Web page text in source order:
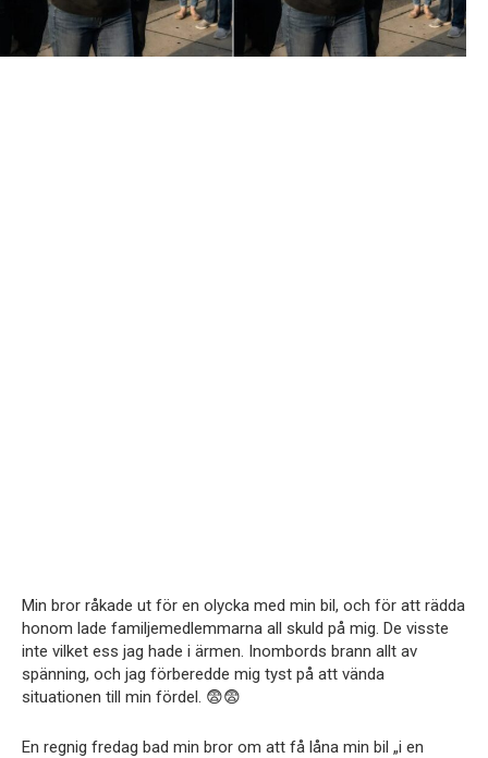
Min bror råkade ut för en olycka med min bil, och för att rädda
honom lade familjemedlemmarna all skuld på mig. De visste
inte vilket ess jag hade i ärmen. Inombords brann allt av
spänning, och jag förberedde mig tyst på att vända
situationen till min fördel. 😨😨
En regnig fredag bad min bror om att få låna min bil „i en